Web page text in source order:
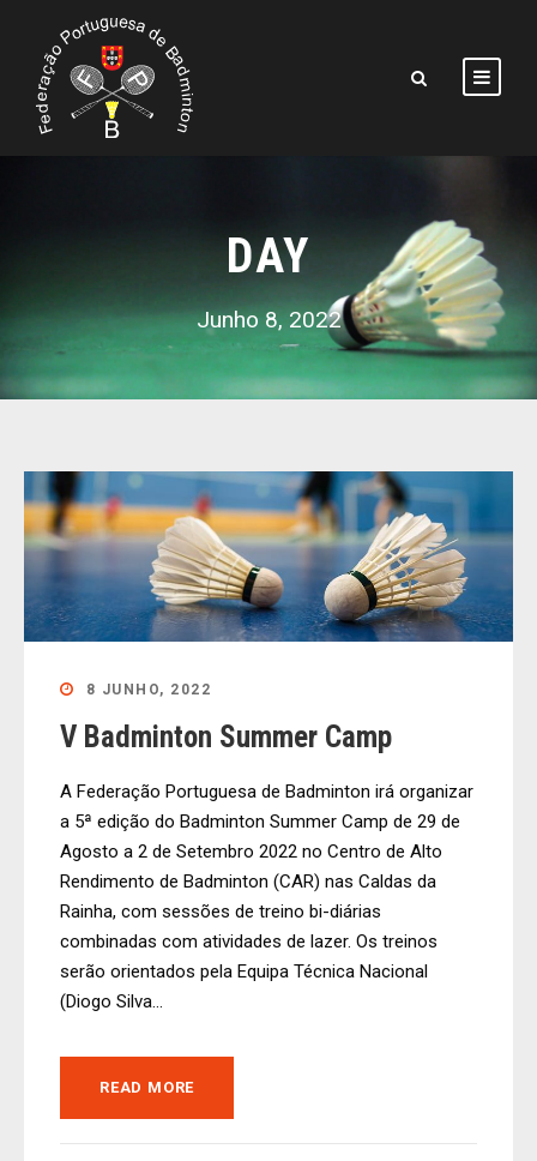
DAY
Junho 8, 2022
8 JUNHO, 2022
V Badminton Summer Camp
A Federação Portuguesa de Badminton irá organizar
a 5ª edição do Badminton Summer Camp de 29 de
Agosto a 2 de Setembro 2022 no Centro de Alto
Rendimento de Badminton (CAR) nas Caldas da
Rainha, com sessões de treino bi-diárias
combinadas com atividades de lazer. Os treinos
serão orientados pela Equipa Técnica Nacional
(Diogo Silva...
READ MORE